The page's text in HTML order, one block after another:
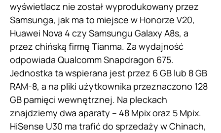
wyświetlacz nie został wyprodukowany przez
Samsunga, jak ma to miejsce w Honorze V20,
Huawei Nova 4 czy Samsungu Galaxy A8s, a
przez chińską firmę Tianma. Za wydajność
odpowiada Qualcomm Snapdragon 675.
Jednostka ta wspierana jest przez 6 GB lub 8 GB
RAM-8, a na pliki użytkownika przeznaczono 128
GB pamięci wewnętrznej. Na pleckach
znajdziemy dwa aparaty – 48 Mpix oraz 5 Mpix.
HiSense U30 ma trafić do sprzedaży w Chinach,